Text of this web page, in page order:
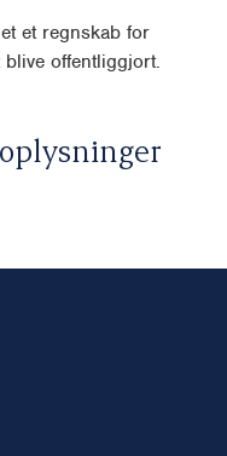
et regnskab for
offentliggjort.